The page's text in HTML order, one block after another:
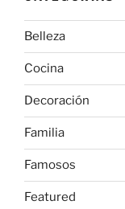
Belleza
Cocina
Decoración
Familia
Famosos
Featured